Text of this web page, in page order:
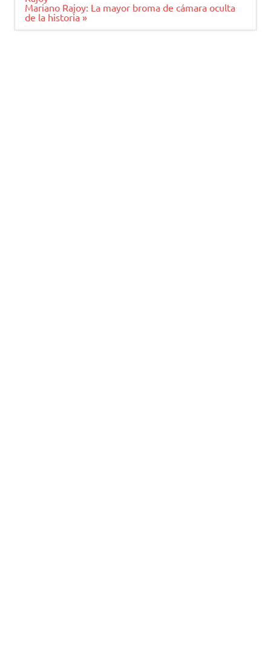
entradas
Mariano Rajoy: La mayor broma de cámara oculta
de la historia »